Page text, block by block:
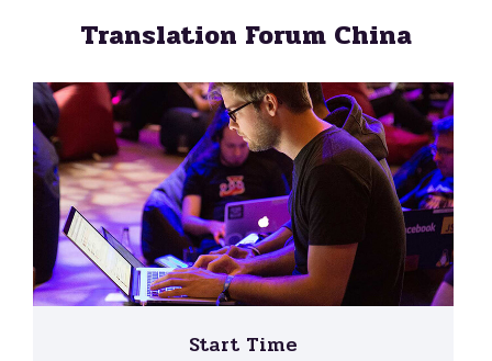
Translation Forum China
Start Time